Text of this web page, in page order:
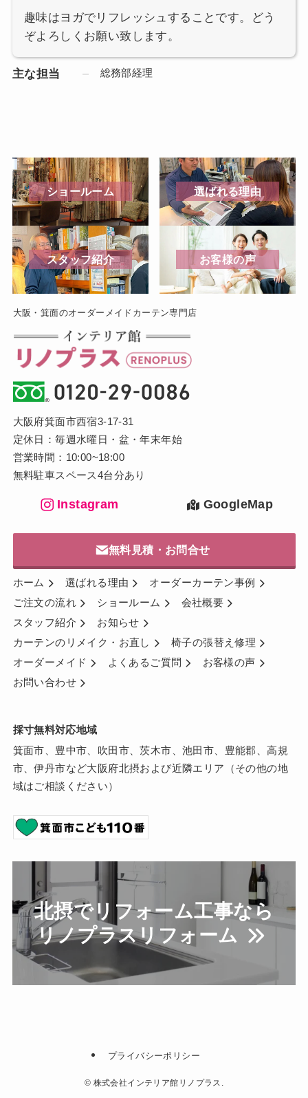
趣味はヨガでリフレッシュすることです。どう
ぞよろしくお願い致します。
主な担当 総務部経理
ショールーム 選ばれる理由
スタッフ紹介 お客様の声
大阪・箕面のオーダーメイドカーテン専門店
大阪府箕面市西宿3-17-31
定休日：毎週水曜日・盆・年末年始
営業時間：10:00~18:00
無料駐車スペース4台分あり
Instagram GoogleMap
無料見積・お問合せ
ホーム 選ばれる理由
オーダーカーテン事例
ご注文の流れ
ショールーム
会社概要
スタッフ紹介
お知らせ
カーテンのリメイク・お直し
椅子の張替え修理
オーダーメイド
よくあるご質問
お客様の声
お問い合わせ
採寸無料対応地域
箕面市、豊中市、吹田市、茨木市、池田市、豊能郡、高規
市、伊丹市など大阪府北摂および近隣エリア（その他の地
域はご相談ください）
北摂でリフォーム工事なら
リノプラスリフォーム
プライバシーポリシー
© 株式会社インテリア館リノプラス.